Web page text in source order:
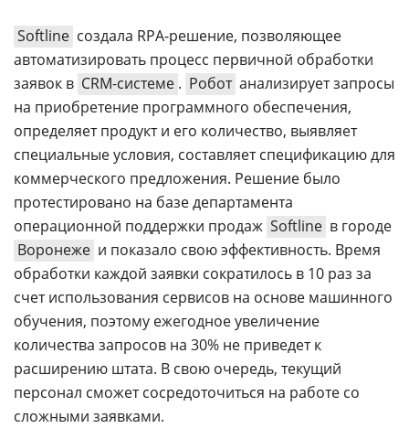
Техника
ТВ
Об
издании
Реклама
Контакты
Max
Telegram
Дзен
VK
Rutube
Softline создала RPA-решение, позволяющее
автоматизировать процесс первичной обработки
заявок в CRM-системе . Робот анализирует запросы
на приобретение программного обеспечения,
определяет продукт и его количество, выявляет
специальные условия, составляет спецификацию для
коммерческого предложения. Решение было
протестировано на базе департамента
операционной поддержки продаж Softline в городе
Воронеже и показало свою эффективность. Время
обработки каждой заявки сократилось в 10 раз за
счет использования сервисов на основе машинного
обучения, поэтому ежегодное увеличение
количества запросов на 30% не приведет к
расширению штата. В свою очередь, текущий
персонал сможет сосредоточиться на работе со
сложными заявками.